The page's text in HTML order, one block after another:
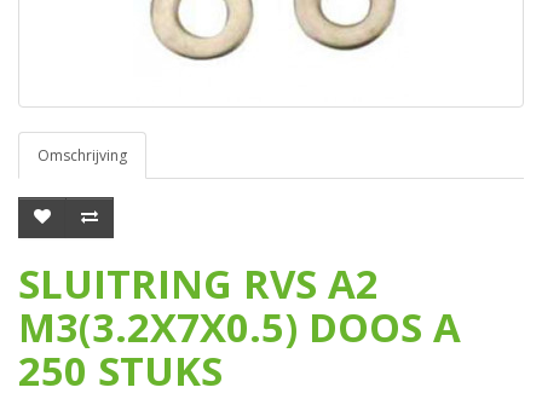
Omschrijving
SLUITRING RVS A2
M3(3.2X7X0.5) DOOS A
250 STUKS